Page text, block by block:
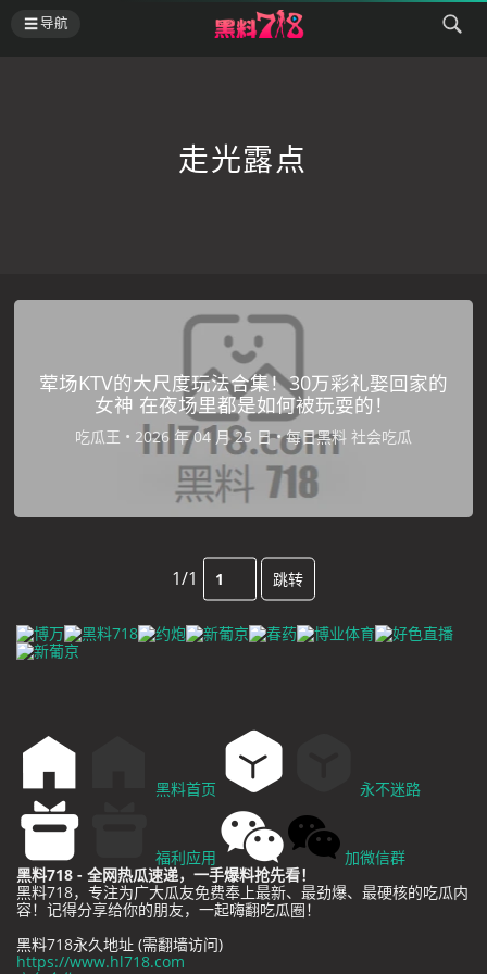
导航
走光露点
荤场KTV的大尺度玩法合集！30万彩礼娶回家的
女神 在夜场里都是如何被玩耍的！
吃瓜王 • •每日黑料 社会吃瓜
1/1 跳转
黑料首页 永不迷路
福利应用
加微信群
黑料718 - 全网热瓜速递，一手爆料抢先看！
黑料718，专注为广大瓜友免费奉上最新、最劲爆、最硬核的吃瓜内
容！记得分享给你的朋友，一起嗨翻吃瓜圈！
黑料718永久地址 (需翻墙访问)
https://www.hl718.com